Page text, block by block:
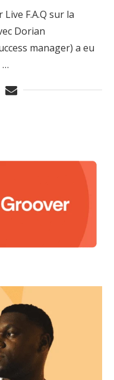
F.A.Q sur la
Dorian
manager) a eu
…